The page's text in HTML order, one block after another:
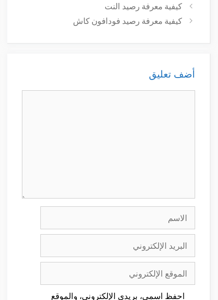
كيفية معرفة رصيد النت
كيفية معرفة رصيد فودافون كاش
أضف تعليق
الاسم
البريد
الإلكتروني
الموقع
الإلكتروني
احفظ اسمي، بريدي الإلكتروني، والموقع